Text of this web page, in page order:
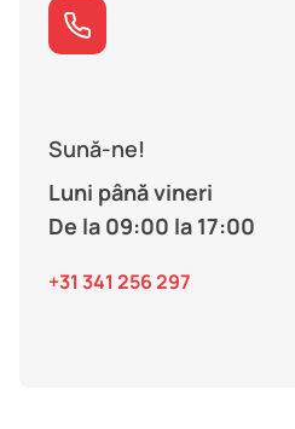
Sună-ne!
Luni până vineri
De la 09:00 la 17:00
+31 341 256 297